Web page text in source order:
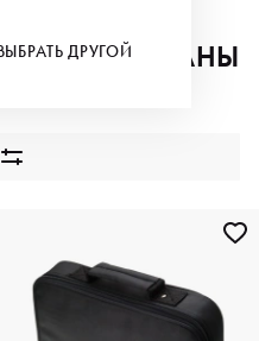
ДРУГОЙ
ЧЕМОДАНЫ